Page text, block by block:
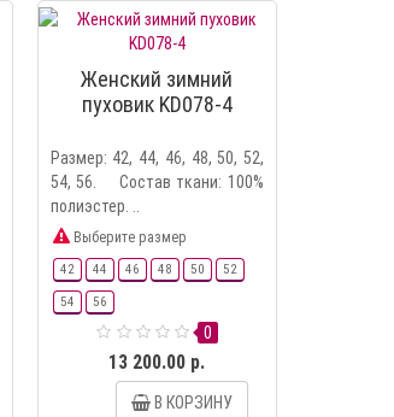
Женский зимний
пуховик KD078-4
Размер: 42, 44, 46, 48, 50, 52,
54, 56. Состав ткани: 100%
полиэстер. ..
Выберите размер
42 44 46 48 50 52
54 56
0
13 200.00 р.
В КОРЗИНУ